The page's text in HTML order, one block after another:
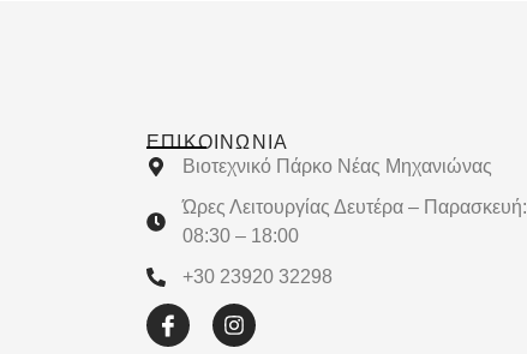
ΕΠΙΚΟΙΝΩΝΊΑ
Βιοτεχνικό Πάρκο Νέας Μηχανιώνας
Ώρες Λειτουργίας Δευτέρα – Παρασκευή:
08:30 – 18:00
+30 23920 32298